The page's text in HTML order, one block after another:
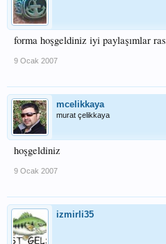
forma hoşgeldiniz iyi paylaşımlar
9 Ocak 2007
mcelikkaya
murat çelikkaya
hoşgeldiniz
9 Ocak 2007
izmirli35